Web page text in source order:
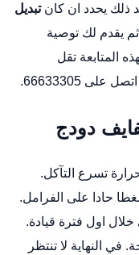
ذلك يحدد ان كانتبديل
يقدم لك توصية
المتابعة تقل
66633305.
دودج
تسرع التآكل.
حادا على الفرامل.
خلال اول فترة قيادة.
النهاية لا تنتظر